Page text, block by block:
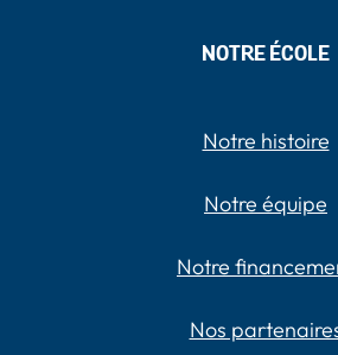
NOTRE ÉCOLE
Notre histoire
Notre équipe
Notre
Nos